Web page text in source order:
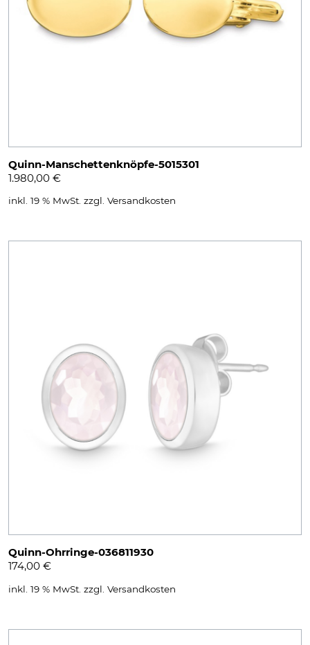
Quinn-Manschettenknöpfe-5015301
1.980,00 €
inkl. 19 % MwSt. zzgl. Versandkosten
Quinn-Ohrringe-036811930
174,00 €
inkl. 19 % MwSt. zzgl. Versandkosten